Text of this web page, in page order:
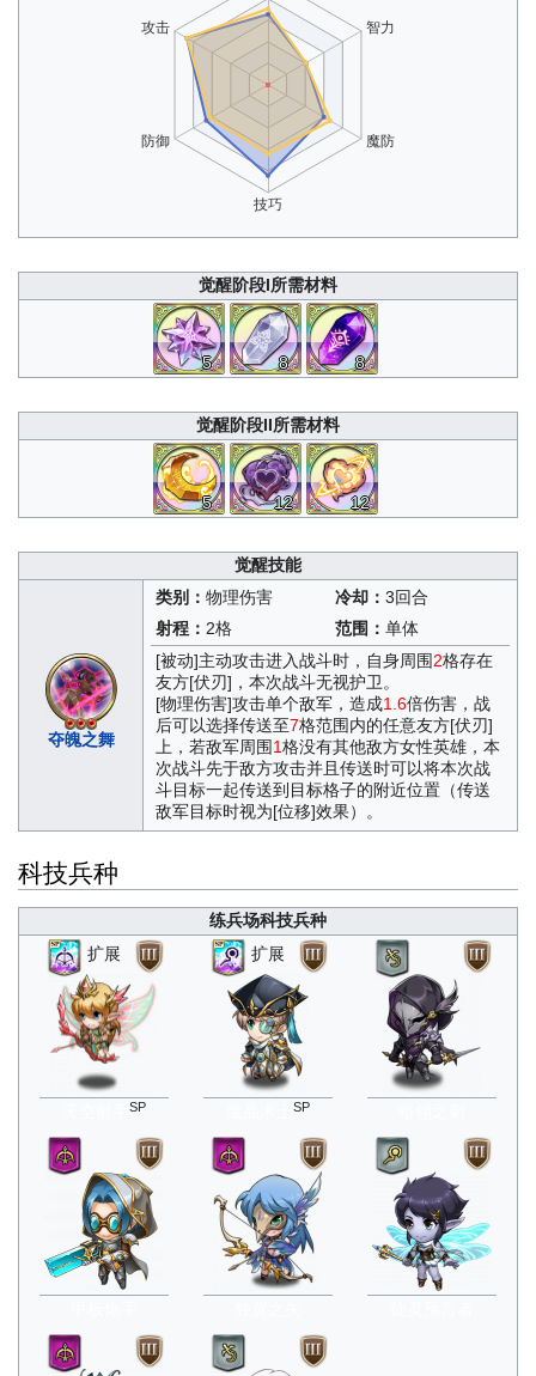
觉醒阶段I所需材料
5 8 8
觉醒阶段II所需材料
5 12 12
觉醒技能
夺魄之舞
类别： 物理伤害 冷却： 3回合
射程： 2格 范围： 单体
[被动]主动攻击进入战斗时，自身周围2格存在
友方[伏刃]，本次战斗无视护卫。
[物理伤害]攻击单个敌军，造成1.6倍伤害，战
后可以选择传送至7格范围内的任意友方[伏刃]
上，若敌军周围1格没有其他敌方女性英雄，本
次战斗先于敌方攻击并且传送时可以将本次战
斗目标一起传送到目标格子的附近位置（传送
敌军目标时视为[位移]效果）。
科技兵种
练兵场科技兵种
扩展
天空射手SP
扩展
SP